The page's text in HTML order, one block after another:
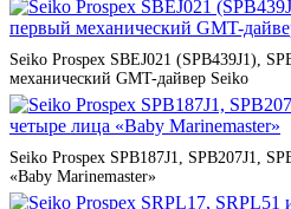
Seiko Prospex SBEJ021 (SPB439J1),
механический GMT-дайвер Seiko
Seiko Prospex SPB187J1, SPB207J1,
«Baby Marinemaster»